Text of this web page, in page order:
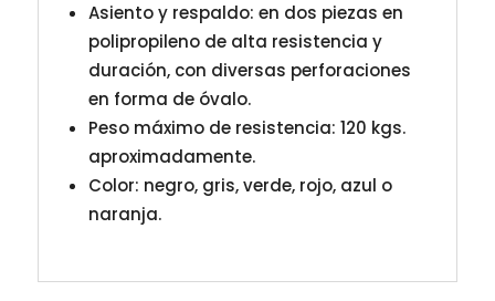
Asiento y respaldo: en dos piezas en
polipropileno de alta resistencia y
duración, con diversas perforaciones
en forma de óvalo.
Peso máximo de resistencia: 120 kgs.
aproximadamente.
Color: negro, gris, verde, rojo, azul o
naranja.